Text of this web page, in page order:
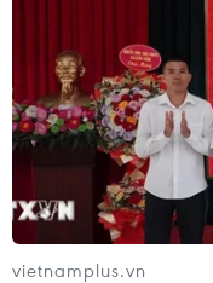
vietnamplus.vn